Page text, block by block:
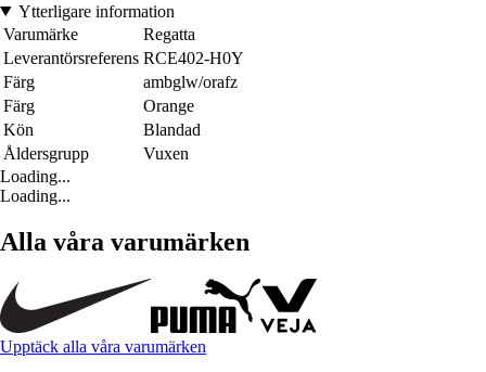
Ytterligare information
Varumärke
Regatta
Leverantörsreferens RCE402-H0Y
Färg
ambglw/orafz
Färg
Orange
Kön
Blandad
Åldersgrupp
Vuxen
Loading...
Loading...
Alla våra varumärken
Upptäck alla våra varumärken